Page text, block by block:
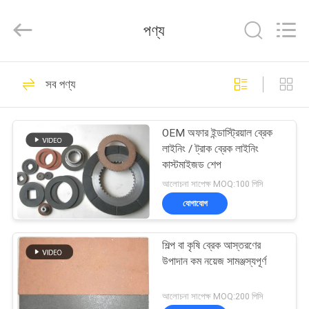
পণ্য
আমাদের
সম্পর্কে
কারখানা
ভ্রমণ
মান
Reserved.
ব্রেক আস্তরণের রোল
42
ব্রেক রোল আস্তরণ
23
পণ্য
সব পণ্য
OEM অফার ইন্ডাস্ট্রিয়াল ব্রেক
লাইনিং / ট্রাক ব্রেক লাইনিং
কাস্টমাইজড শেপ
আলোচনা সাপেক্ষ MOQ:100 পিসি
যোগাযোগ
শিল্প বা কৃষি ব্রেক আস্তরণের
উপাদান কম নয়েজ সামঞ্জস্যপূর্ণ
আলোচনা সাপেক্ষ MOQ:200 পিসি